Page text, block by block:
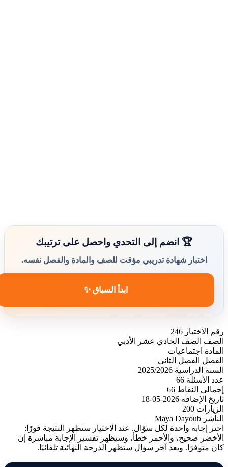
🏆 انضم إلى التحدي واحصل على ترتيبك
اختبار شهادة تدريبي مؤقت للصف والمادة والفصل نفسه.
ابدأ السباق ✨
رقم الاختبار 246
الصف
الصف الحادي عشر الأدبي
المادة
اجتماعيات
الفصل
الفصل الثاني
السنة الدراسية 2025/2026
عدد الأسئلة 66
إجمالي النقاط 66
تاريخ الإضافة 2026-05-18
الزيارات 200
الناشر Maya Dayoub
اختر إجابة واحدة لكل سؤال. عند الاختيار ستظهر النتيجة فورًا:
الأخضر صحيح، والأحمر خطأ، وسيظهر تفسير الإجابة مباشرة إن
كان متوفرًا. وبعد آخر سؤال ستظهر الدرجة النهائية تلقائيًا.